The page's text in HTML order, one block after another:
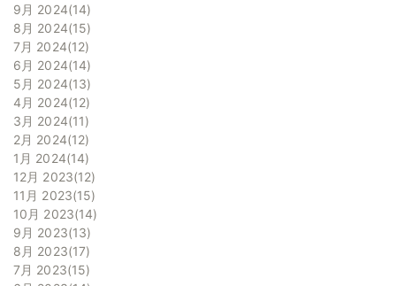
9月 2024 14
8月 2024 15
7月 2024 12
6月 2024 14
5月 2024 13
4月 2024 12
3月 2024 11
2月 2024 12
1月 2024 14
12月 2023 12
11月 2023 15
10月 2023 14
9月 2023 13
8月 2023 17
7月 2023 15